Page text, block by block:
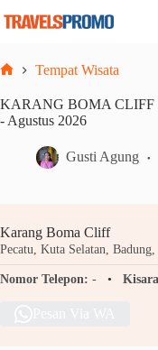
Tempat Wisata
KARANG BOMA CLIFF
- Agustus 2026
Gusti Agung
Karang Boma Cliff
Pecatu, Kuta Selatan,
Nomor Telepon: -